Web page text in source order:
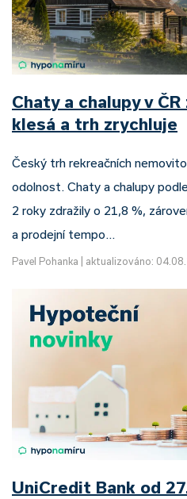
Chaty a chalupy v
klesá a trh zrychluje
Český trh rekreačních
odolnost. Chaty a chalupy
2 roky zdražily o 21,8 %,
a prodejní tempo…
Pavel Pohanka aktualizováno:
UniCredit Bank od